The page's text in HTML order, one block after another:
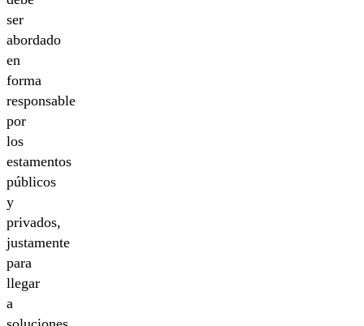
ser
abordado
en
forma
responsable
por
los
estamentos
públicos
y
privados,
justamente
para
llegar
a